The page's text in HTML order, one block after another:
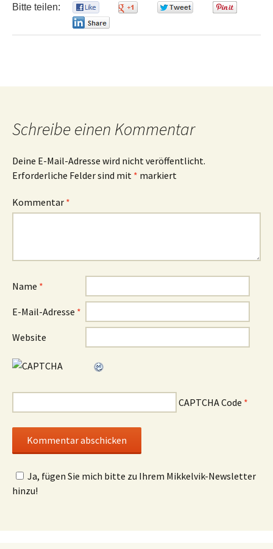
Bitte teilen:
Schreibe einen Kommentar
Deine E-Mail-Adresse wird nicht veröffentlicht.
Erforderliche Felder sind mit * markiert
Kommentar *
Name *
E-Mail-Adresse *
Website
CAPTCHA Code *
Ja, fügen Sie mich bitte zu Ihrem Mikkelvik-Newsletter
hinzu!